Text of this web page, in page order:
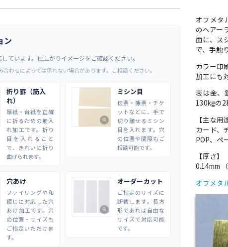
ン
ています。仕上がりイメージをご確認ください。
わせによっては承れない場合があります。ご相談ください。
折り罫（筋入
れ）
厚紙・台紙を正確
に折るための筋入
れ加工です。折り
目を入れること
で、きれいに折り
曲げられます。
zoom_in
ミシン目
伝票・帳票・チケ
ットなどに、手で
切り離せるミシン
目を入れます。穴
の位置や間隔もご
相談可能です。
穴あけ
ファイリングや和
綴じに対応した穴
あけ加工です。穴
の位置・サイズも
ご指定いただけま
す。
zoom_in
オーダーカット
ご指定のサイズに
断裁します。長方
形であれば自由な
サイズで対応可能
です。
オフメタ
のヘアー
面に、ス
で、手触
カラー印
加工にも
表は金、
130kgの2
【主な用
カード、
POP、ペ
【厚さ】
0.14mm
オフメタ